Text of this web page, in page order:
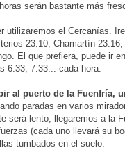
serán bastante más
utilizaremos el Cercanías.
23:10, Chamartín 23:16,
El que prefiera, puede ir
6:33, 7:33... cada hora.
al puerto de la Fuenfría,
paradas en varios
será lento, llegaremos a la
(cada uno llevará su
tumbados en el suelo.